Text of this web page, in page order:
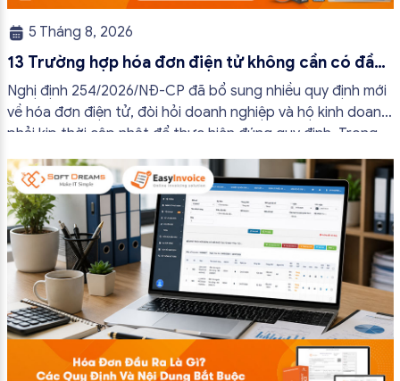
5 Tháng 8, 2026
13 Trường hợp hóa đơn điện tử không cần có đầy
đủ nội dung từ 01/7/2026
Nghị định 254/2026/NĐ-CP đã bổ sung nhiều quy định mới
về hóa đơn điện tử, đòi hỏi doanh nghiệp và hộ kinh doanh
phải kịp thời cập nhật để thực hiện đúng quy định. Trong
bài viết này, hóa đơn điện tử EasyInvoice sẽ chia sẻ 13
trường hợp hóa đơn điện tử không cần […]